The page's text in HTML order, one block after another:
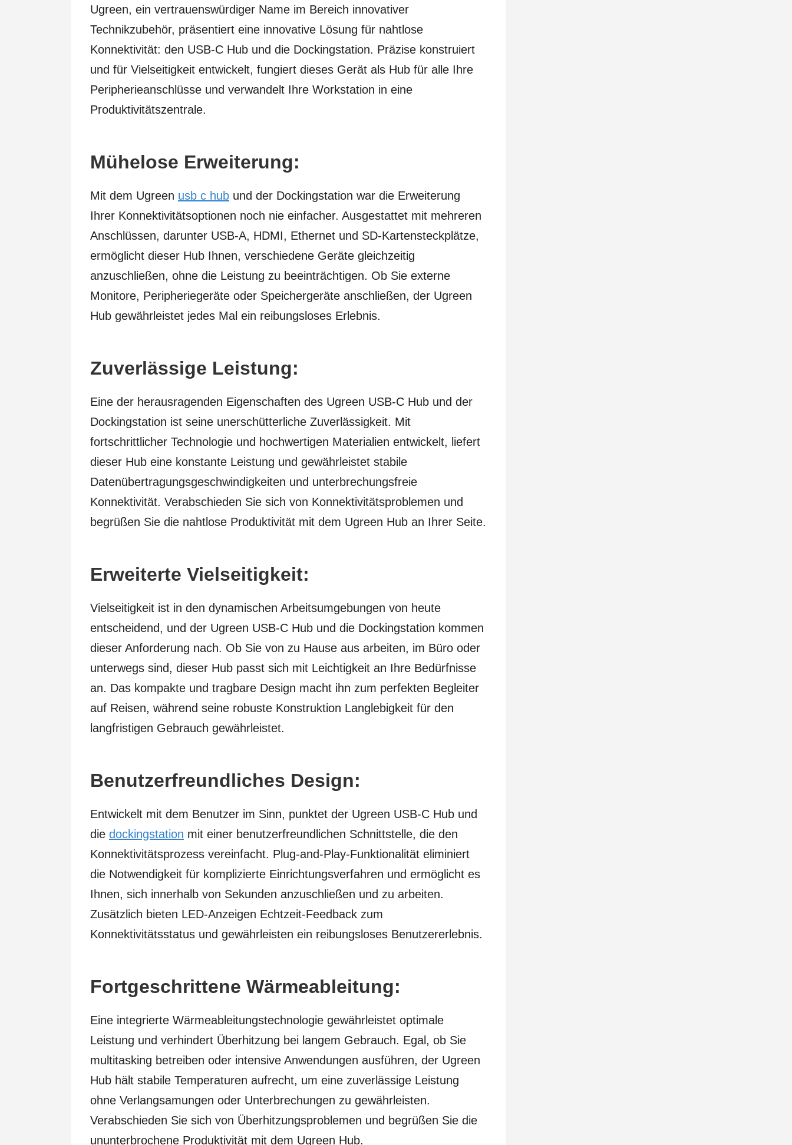
Ugreen, ein vertrauenswürdiger Name im Bereich innovativer
Technikzubehör, präsentiert eine innovative Lösung für nahtlose
Konnektivität: den USB-C Hub und die Dockingstation. Präzise konstruiert
und für Vielseitigkeit entwickelt, fungiert dieses Gerät als Hub für alle Ihre
Peripherieanschlüsse und verwandelt Ihre Workstation in eine
Produktivitätszentrale.
Mühelose Erweiterung:
Mit dem Ugreen usb c hub und der Dockingstation war die Erweiterung
Ihrer Konnektivitätsoptionen noch nie einfacher. Ausgestattet mit mehreren
Anschlüssen, darunter USB-A, HDMI, Ethernet und SD-Kartensteckplätze,
ermöglicht dieser Hub Ihnen, verschiedene Geräte gleichzeitig
anzuschließen, ohne die Leistung zu beeinträchtigen. Ob Sie externe
Monitore, Peripheriegeräte oder Speichergeräte anschließen, der Ugreen
Hub gewährleistet jedes Mal ein reibungsloses Erlebnis.
Zuverlässige Leistung:
Eine der herausragenden Eigenschaften des Ugreen USB-C Hub und der
Dockingstation ist seine unerschütterliche Zuverlässigkeit. Mit
fortschrittlicher Technologie und hochwertigen Materialien entwickelt, liefert
dieser Hub eine konstante Leistung und gewährleistet stabile
Datenübertragungsgeschwindigkeiten und unterbrechungsfreie
Konnektivität. Verabschieden Sie sich von Konnektivitätsproblemen und
begrüßen Sie die nahtlose Produktivität mit dem Ugreen Hub an Ihrer Seite.
Erweiterte Vielseitigkeit:
Vielseitigkeit ist in den dynamischen Arbeitsumgebungen von heute
entscheidend, und der Ugreen USB-C Hub und die Dockingstation kommen
dieser Anforderung nach. Ob Sie von zu Hause aus arbeiten, im Büro oder
unterwegs sind, dieser Hub passt sich mit Leichtigkeit an Ihre Bedürfnisse
an. Das kompakte und tragbare Design macht ihn zum perfekten Begleiter
auf Reisen, während seine robuste Konstruktion Langlebigkeit für den
langfristigen Gebrauch gewährleistet.
Benutzerfreundliches Design:
Entwickelt mit dem Benutzer im Sinn, punktet der Ugreen USB-C Hub und
die dockingstation mit einer benutzerfreundlichen Schnittstelle, die den
Konnektivitätsprozess vereinfacht. Plug-and-Play-Funktionalität eliminiert
die Notwendigkeit für komplizierte Einrichtungsverfahren und ermöglicht es
Ihnen, sich innerhalb von Sekunden anzuschließen und zu arbeiten.
Zusätzlich bieten LED-Anzeigen Echtzeit-Feedback zum
Konnektivitätsstatus und gewährleisten ein reibungsloses Benutzererlebnis.
Fortgeschrittene Wärmeableitung:
Eine integrierte Wärmeableitungstechnologie gewährleistet optimale
Leistung und verhindert Überhitzung bei langem Gebrauch. Egal, ob Sie
multitasking betreiben oder intensive Anwendungen ausführen, der Ugreen
Hub hält stabile Temperaturen aufrecht, um eine zuverlässige Leistung
ohne Verlangsamungen oder Unterbrechungen zu gewährleisten.
Verabschieden Sie sich von Überhitzungsproblemen und begrüßen Sie die
ununterbrochene Produktivität mit dem Ugreen Hub.